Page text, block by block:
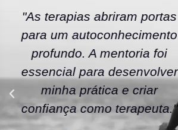
"As terapias abriram portas
para um autoconhecimento
profundo. A mentoria foi
essencial para desenvolver
minha prática e criar
confiança como terapeuta."